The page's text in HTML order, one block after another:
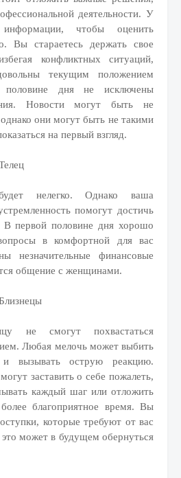
деятельности. У
чтобы оценить
Вы стараетесь держать свое
конфликтных ситуаций,
текущим положением
дня не исключены
Новости могут быть не
они могут быть не такими
на первый взгляд.
нелегко. Однако ваша
помогут достичь
В первой половине дня хорошо
в комфортной для вас
незначительные финансовые
общение с женщинами.
не смогут похвастаться
Любая мелочь может выбить
вызывать острую реакцию.
заставить о себе пожалеть,
каждый шаг или отложить
благоприятное время. Вы
которые требуют от вас
может в будущем обернуться